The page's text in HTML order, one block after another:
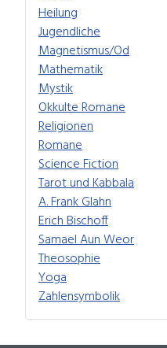
Heilung
Jugendliche
Magnetismus/Od
Mathematik
Mystik
Okkulte Romane
Religionen
Romane
Science Fiction
Tarot und Kabbala
A. Frank Glahn
Erich Bischoff
Samael Aun Weor
Theosophie
Yoga
Zahlensymbolik